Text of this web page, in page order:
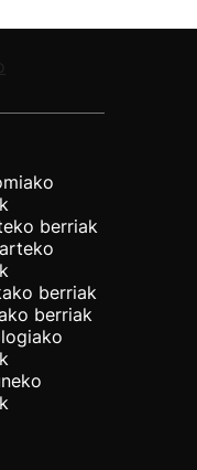
berriak
berriak
berriak